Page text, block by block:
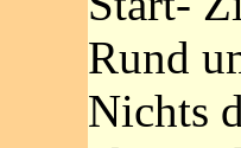
Rund
Nichts